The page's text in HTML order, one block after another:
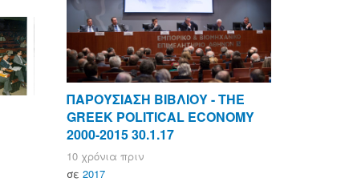
ΠΑΡΟΥΣΙΑΣΗ ΒΙΒΛΙΟΥ - ΤΗΕ
GREEK POLITICAL ECONOMY
2000-2015 30.1.17
10 χρόνια πριν
σε 2017